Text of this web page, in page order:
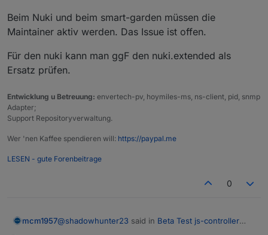
Beim Nuki und beim smart-garden müssen die
Maintainer aktiv werden. Das Issue ist offen.
Für den nuki kann man ggF den nuki.extended als
Ersatz prüfen.
Entwicklung u Betreuung: envertech-pv, hoymiles-ms, ns-client, pid, snmp
Adapter;
Support Repositoryverwaltung.
Wer 'nen Kaffee spendieren will: https://paypal.me
LESEN - gute Forenbeitrage
0
mcm1957@shadowhunter23 said in Beta Test js-controller